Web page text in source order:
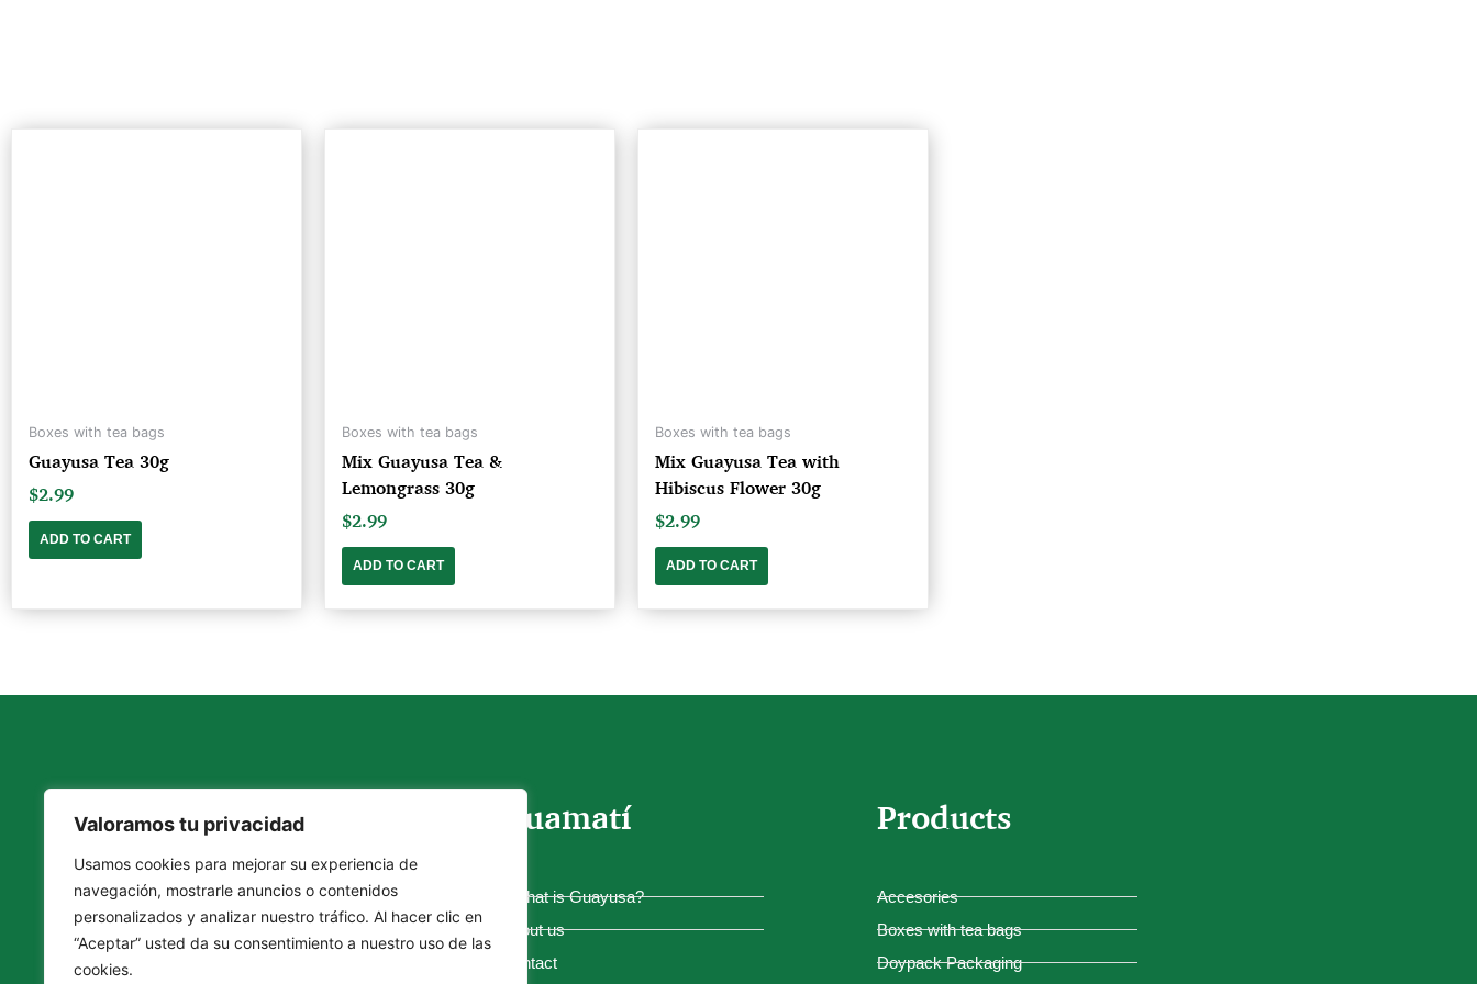
Valoramos tu privacidad
Usamos cookies para mejorar su experiencia de
navegación, mostrarle anuncios o contenidos
personalizados y analizar nuestro tráfico. Al hacer clic en
“Aceptar” usted da su consentimiento a nuestro uso de las
cookies.
Boxes with tea bags
Guayusa Tea 30gㅤㅤㅤㅤㅤㅤㅤㅤㅤ
$2.99
ADD TO CART
Boxes with tea bags
Mix Guayusa Tea &
Lemongrass 30g
$2.99
ADD TO CART
Boxes with tea bags
Mix Guayusa Tea with
Hibiscus Flower 30g
$2.99
ADD TO CART
Guamatí
¿What is Guayusa?
About us
Contact
Products
Accesories
Boxes with tea bags
Doypack Packaging